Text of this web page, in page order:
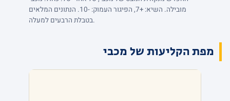
מובילה. השיא: +7, הפיגור העמוק: -10. הנתונים המלאים
בטבלת הרבעים למעלה.
מפת הקליעות של מכבי